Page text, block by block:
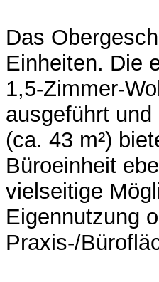
Das
Einheiten. Die
1,5-Zimmer-
ausgeführt
(ca. 43 m²)
Büroeinheit
vielseitige
Eigennutzung
Praxis-/